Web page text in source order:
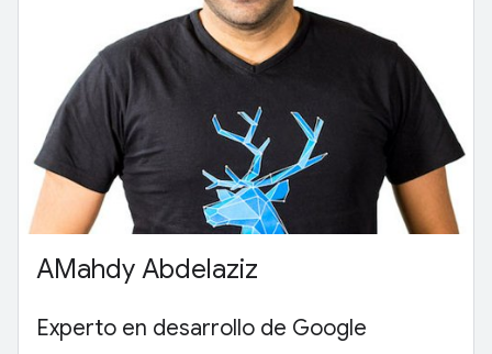
AMahdy Abdelaziz
Experto en desarrollo de Google